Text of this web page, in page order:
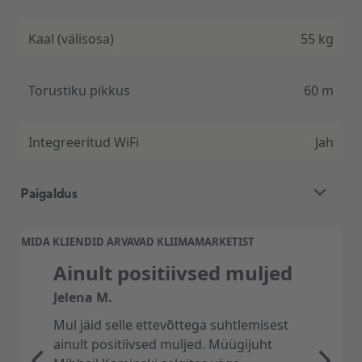
Cooper&Hunter Supreme Continental seeria
tagab väga tõhusa ja energiasäästliku jahutamise.
Inverter-tehnoloogia võimaldab soojuspumbal
ruumi temperatuurile, mis tagab energia kokkuhoiu
ja parema jõudluse.
Kaal (välisosa) 55 kg
Torustiku pikkus 60 m
Integreeritud WiFi Jah
Paigaldus
2 siseosaga õhksoojuspumba
Õhk-õhk soojuspumba standardpaigaldus
sisaldab järgmist
– Välisosa paigaldus kuni 1,5 m kõrgusele
maapinnast
MIDA KLIENDID ARVAVAD KLIIMAMARKETIST
Ainult positiivsed muljed
Jelena M.
Mul jäid selle ettevõttega suhtlemisest
ainult positiivsed muljed. Müügijuht